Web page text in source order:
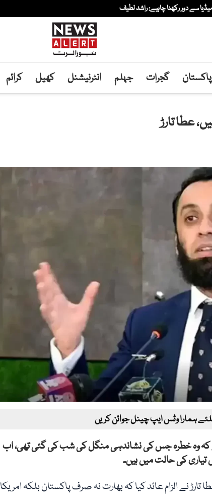
سے دور رکھنا چاہیے: راشد لطیف
پاکستان گجرات جہلم انٹرنیشنل کھیل کرائم
عطا تارڑ
ہمارا وٹس ایپ چینل جوائن کریں
ہے کہ وہ خطرہ جس کی نشاندہی منگل کی شب کی گئی تھی، اب
تیاری کی حالت میں ہیں۔
نے الزام عائد کیا کہ بھارت نہ صرف پاکستان بلکہ امریکا